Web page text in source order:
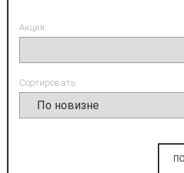
Акция:
Сортировать: